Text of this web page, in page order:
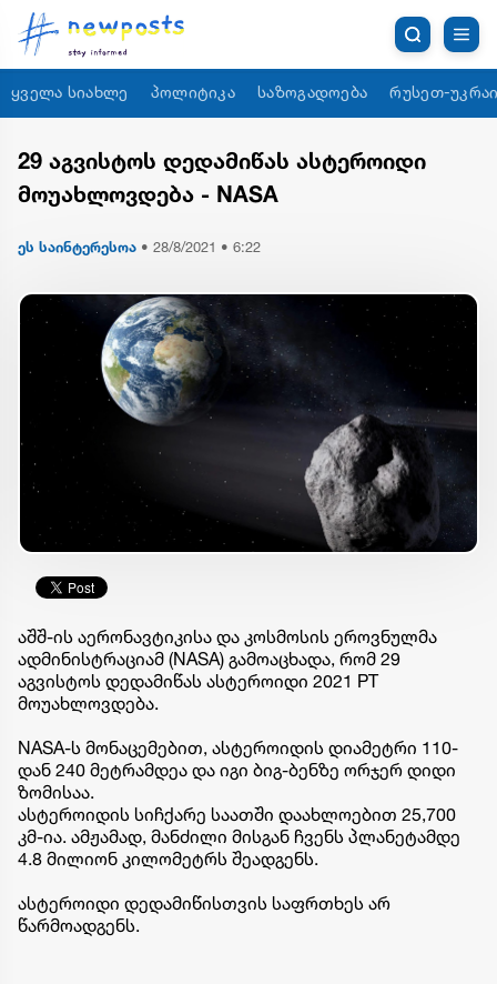
ყველა სიახლე პოლიტიკა საზოგადოება რუსეთ-
29 აგვისტოს დედამიწას ასტეროიდი
მოუახლოვდება - NASA
ეს საინტერესოა • 28/8/2021 • 6:22
აშშ-ის აერონავტიკისა და კოსმოსის ეროვნულმა
ადმინისტრაციამ (NASA) გამოაცხადა, რომ 29
აგვისტოს დედამიწას ასტეროიდი 2021 PT
მოუახლოვდება.
NASA-ს მონაცემებით, ასტეროიდის დიამეტრი 110-
დან 240 მეტრამდეა და იგი ბიგ-ბენზე ორჯერ დიდი
ზომისაა.
ასტეროიდის სიჩქარე საათში დაახლოებით 25,700
კმ-ია. ამჟამად, მანძილი მისგან ჩვენს პლანეტამდე
4.8 მილიონ კილომეტრს შეადგენს.
ასტეროიდი დედამიწისთვის საფრთხეს არ
წარმოადგენს.